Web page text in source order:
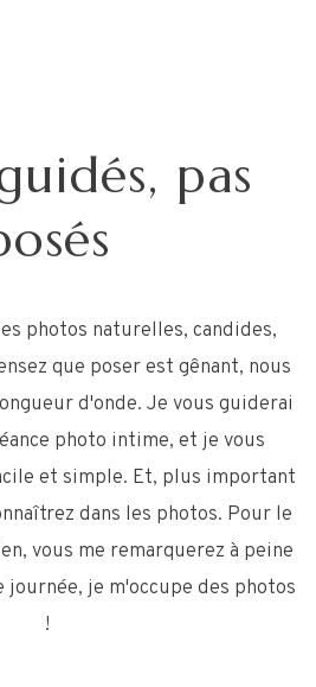
pas
photos naturelles, candides,
que poser est gênant, nous
d'onde. Je vous guiderai
photo intime, et je vous
et simple. Et, plus important
dans les photos. Pour le
vous me remarquerez à peine
journée, je m'occupe des photos
!